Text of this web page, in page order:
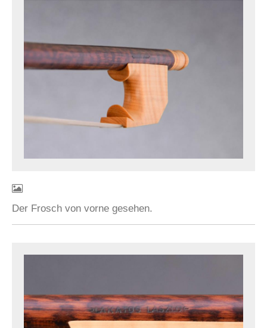
Der Frosch von vorne gesehen.